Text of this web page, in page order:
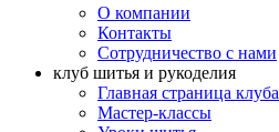
О компании
Контакты
Сотрудничество с нами
клуб шитья и рукоделия
Главная страница клуба
Мастер-классы